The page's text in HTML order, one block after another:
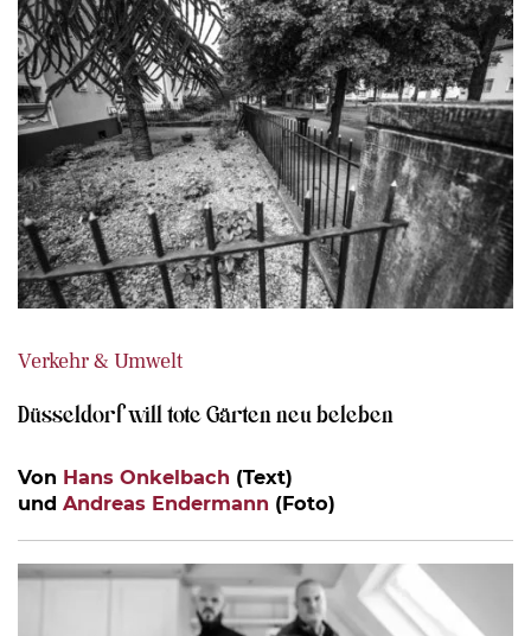
Verkehr & Umwelt
Düsseldorf will tote Gärten neu beleben
Von Hans Onkelbach (Text)
und Andreas Endermann (Foto)